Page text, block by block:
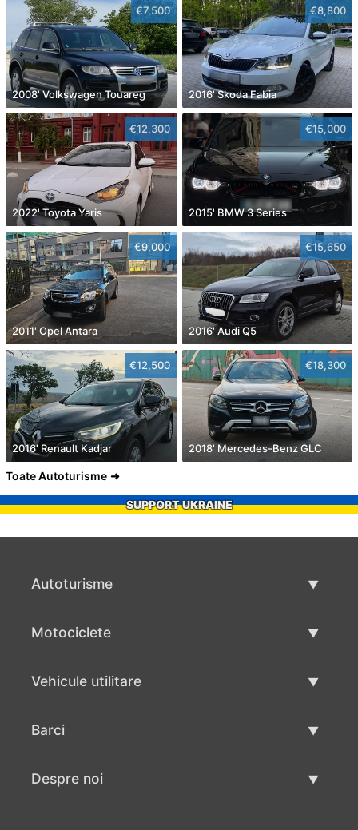
€7,500
2008' Volkswagen Touareg
€8,800
2016' Skoda Fabia
€12,300
2022' Toyota Yaris
€15,000
2015' BMW 3 Series
€9,000
2011' Opel Antara
€15,650
2016' Audi Q5
€12,500
2016' Renault Kadjar
€18,300
2018' Mercedes-Benz GLC
Toate Autoturisme
SUPPORT UKRAINE
Autoturisme
Motociclete
Vehicule utilitare
Barci
Despre noi